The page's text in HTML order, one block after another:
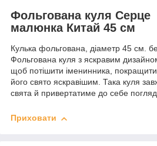
Фольгована куля
малюнка Китай 45 см
Кулька фольгована, діаметр 45 см.
Фольгована куля з яскравим
щоб потішити іменинника, покращити
його свято яскравішим. Така куля
свята й привертатиме до себе
Приховати